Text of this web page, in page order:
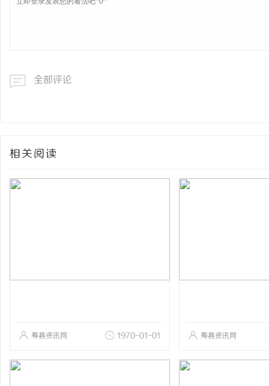
全部评论
相关阅读
寿县资讯网 1970-01-01 寿县资讯网